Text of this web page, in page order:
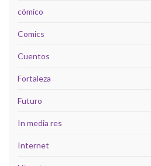
cómico
Comics
Cuentos
Fortaleza
Futuro
In media res
Internet